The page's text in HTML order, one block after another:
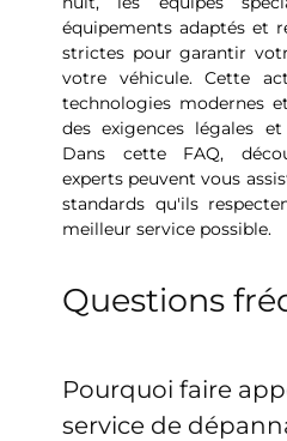
équipements adaptés et
strictes pour garantir
votre véhicule. Cette
technologies modernes
des exigences légales
Dans cette FAQ,
experts peuvent vous
standards qu'ils
meilleur service possible.
Questions
Pourquoi faire
service de